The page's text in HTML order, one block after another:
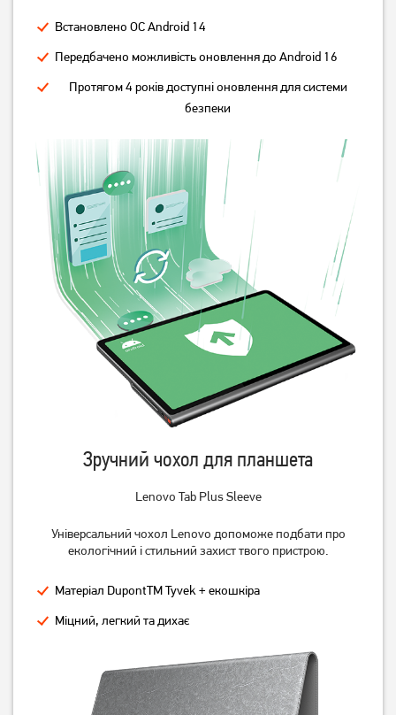
Встановлено ОС Android 14
Передбачено можливість оновлення до Android 16
Протягом 4 років доступні оновлення для системи
безпеки
Зручний чохол для планшета
Lenovo Tab Plus Sleeve
Універсальний чохол Lenovo допоможе подбати про
екологічний і стильний захист твого пристрою.
Матеріал DupontTM Tyvek + екошкіра
Міцний, легкий та дихає